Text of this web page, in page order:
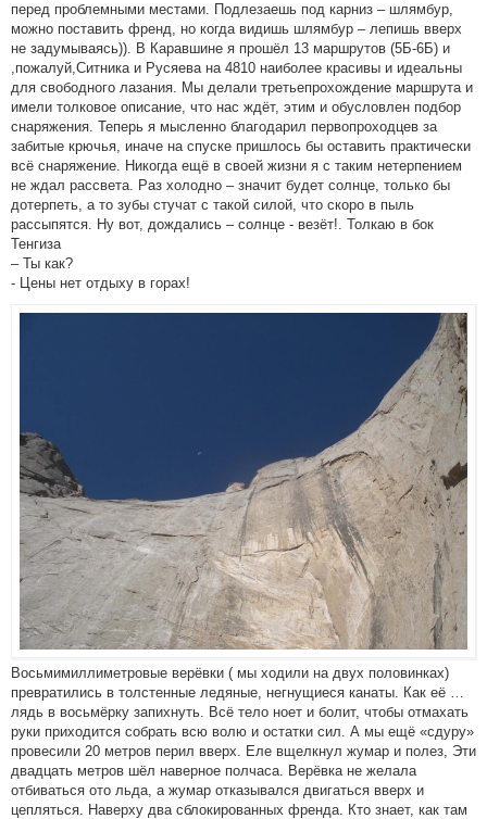
перед проблемными местами. Подлезаешь под карниз – шлямбур,
можно поставить френд, но когда видишь шлямбур – лепишь вверх
не задумываясь)). В Каравшине я прошёл 13 маршрутов (5Б-6Б) и
,пожалуй,Ситника и Русяева на 4810 наиболее красивы и идеальны
для свободного лазания. Мы делали третьепрохождение маршрута и
имели толковое описание, что нас ждёт, этим и обусловлен подбор
снаряжения. Теперь я мысленно благодарил первопроходцев за
забитые крючья, иначе на спуске пришлось бы оставить практически
всё снаряжение. Никогда ещё в своей жизни я с таким нетерпением
не ждал рассвета. Раз холодно – значит будет солнце, только бы
дотерпеть, а то зубы стучат с такой силой, что скоро в пыль
рассыпятся. Ну вот, дождались – солнце - везёт!. Толкаю в бок
Тенгиза
– Ты как?
- Цены нет отдыху в горах!
Восьмимиллиметровые верёвки ( мы ходили на двух половинках)
превратились в толстенные ледяные, негнущиеся канаты. Как её …
лядь в восьмёрку запихнуть. Всё тело ноет и болит, чтобы отмахать
руки приходится собрать всю волю и остатки сил. А мы ещё «сдуру»
провесили 20 метров перил вверх. Еле вщелкнул жумар и полез, Эти
двадцать метров шёл наверное полчаса. Верёвка не желала
отбиваться ото льда, а жумар отказывался двигаться вверх и
цепляться. Наверху два сблокированных френда. Кто знает, как там